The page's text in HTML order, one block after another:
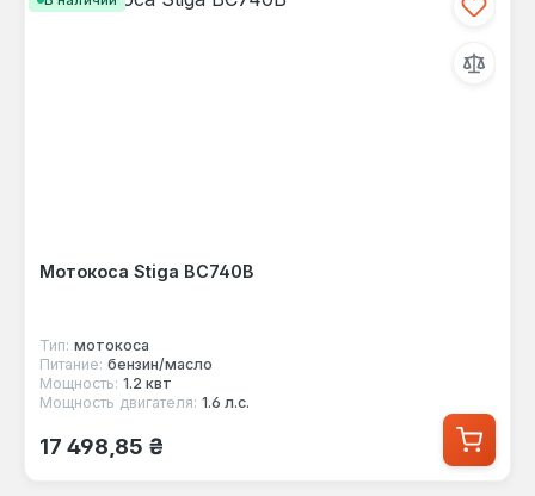
Мотокоса Stiga BC740B
Тип: мотокоса
Питание: бензин/масло
Мощность: 1.2 квт
Мощность двигателя: 1.6 л.с.
Обычная цена:
17 498,85 ₴